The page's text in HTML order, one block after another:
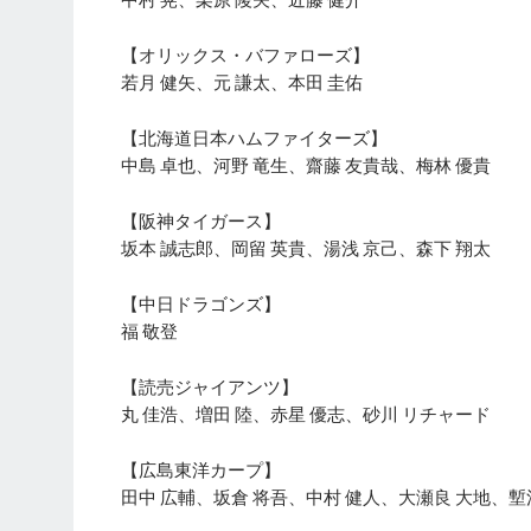
【オリックス・バファローズ】
若月 健矢、元 謙太、本田 圭佑
【北海道日本ハムファイターズ】
中島 卓也、河野 竜生、齋藤 友貴哉、梅林 優貴
【阪神タイガース】
坂本 誠志郎、岡留 英貴、湯浅 京己、森下 翔太
【中日ドラゴンズ】
福 敬登
【読売ジャイアンツ】
丸 佳浩、増田 陸、赤星 優志、砂川 リチャード
【広島東洋カープ】
田中 広輔、坂倉 将吾、中村 健人、大瀬良 大地、塹